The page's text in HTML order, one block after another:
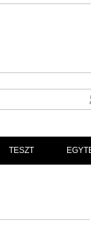
TESZT